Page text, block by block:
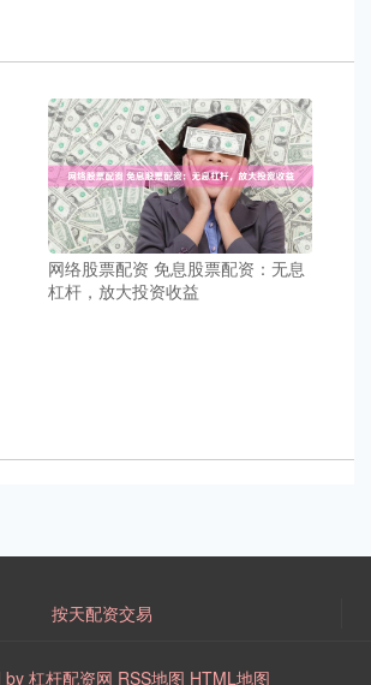
网络股票配资 免息股票配资：无息
杠杆，放大投资收益
按天配资交易
by杠杆配资网 RSS地图 HTML地图